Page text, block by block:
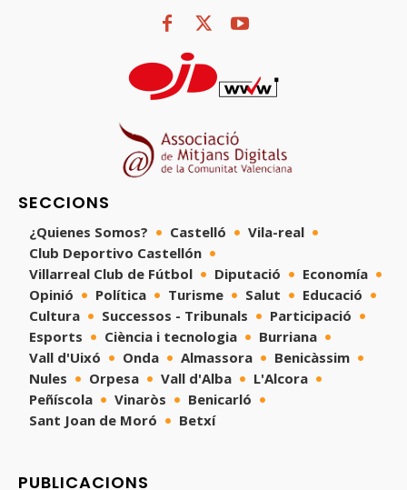
SECCIONS
¿Quienes Somos? Castelló
Vila-real
Club Deportivo Castellón
Villarreal Club de Fútbol
Diputació
Economía
Opinió
Política Turisme Salut
Educació
Cultura
Successos - Tribunals
Participació
Esports
Ciència i tecnologia
Burriana
Vall d'Uixó
Onda Almassora
Benicàssim
Nules
Orpesa Vall d'Alba
L'Alcora
Peñíscola
Vinaròs
Benicarló
Sant Joan de Moró
Betxí
PUBLICACIONS